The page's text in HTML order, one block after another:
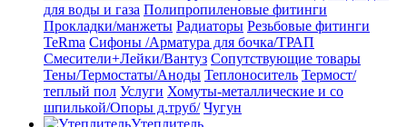
для воды и газа Полипропиленовые фитинги
Прокладки/манжеты Радиаторы Резьбовые фитинги
TeRma Сифоны /Арматура для бочка/ТРАП
Смесители+Лейки/Вантуз Сопутствующие товары
Тены/Термостаты/Аноды Теплоноситель Термост/
теплый пол Услуги Хомуты-металлические и со
шпилькой/Опоры д.труб/ Чугун
Утеплитель